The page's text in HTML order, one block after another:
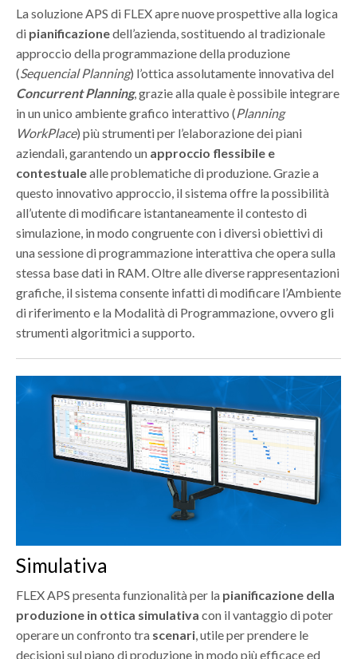
La soluzione APS di FLEX apre nuove prospettive alla logica
di pianificazionedell’azienda, sostituendo al tradizionale
approccio della programmazione della produzione
(Sequencial Planning) l’ottica assolutamente innovativa del
Concurrent Planning, grazie alla quale è possibile integrare
in un unico ambiente grafico interattivo (Planning
WorkPlace) più strumenti per l’elaborazione dei piani
aziendali, garantendo un approccio flessibile e
contestualealle problematiche di produzione. Grazie a
questo innovativo approccio, il sistema offre la possibilità
all’utente di modificare istantaneamente il contesto di
simulazione, in modo congruente con i diversi obiettivi di
una sessione di programmazione interattiva che opera sulla
stessa base dati in RAM. Oltre alle diverse rappresentazioni
grafiche, il sistema consente infatti di modificare l’Ambiente
di riferimento e la Modalità di Programmazione, ovvero gli
strumenti algoritmici a supporto.
Simulativa
FLEX APS presenta funzionalità per la pianificazione della
produzione in ottica simulativa con il vantaggio di poter
operare un confronto tra scenari , utile per prendere le
decisioni sul piano di produzione in modo più efficace ed